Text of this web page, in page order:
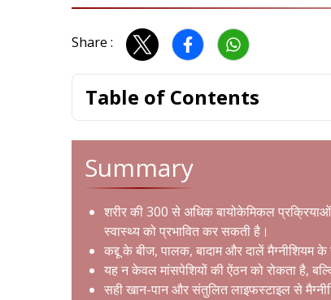
Share :
Table of Contents
Summary
शरीर की 300 से अधिक बायोकेमिकल
स्वास्थ्य को प्रभावित कर सकती है।
कद्दू के बीज, पालक, बादाम और दालें मैग्नीशियम
यह न केवल मांसपेशियों की ऐंठन को रोकता है,
सही खान-पान और संतुलित लाइफस्टाइल से